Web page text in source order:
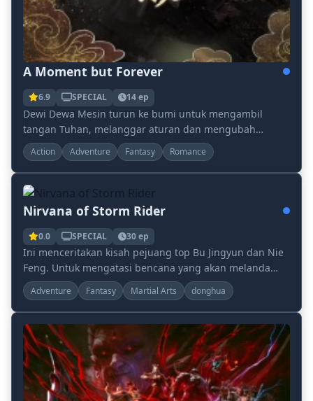
A Moment but Forever
6.9 SPECIAL 14 ep
Dewi Dewa Mesin turun ke bumi untuk mengambil
tangan Tuhan, melanggar aturan dan mengubah
nasibnya melawan kehendak surga, dan mengalami
hubungan cint...
Action Adventure Fantasy Romance
Nirvana of Storm Rider
0.0 SPECIAL 30 ep
Ini menceritakan kisah pejuang top Bu Jingyun dan Nie
Feng. Untuk mengatasi bencana yang akan melanda
seluruh dunia, mereka berubah menjadi negara kua...
Adventure Fantasy Martial Arts donghua